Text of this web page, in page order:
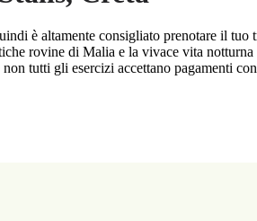
è altamente consigliato prenotare il
rovine di Malia e la vivace vita
tutti gli esercizi accettano pagamenti